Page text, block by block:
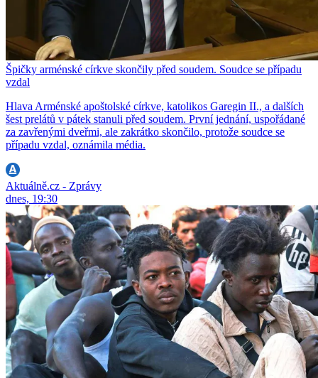
Špičky arménské církve skončily před soudem. Soudce se případu
vzdal
Hlava Arménské apoštolské církve, katolikos Garegin II., a dalších
šest prelátů v pátek stanuli před soudem. První jednání, uspořádané
za zavřenými dveřmi, ale zakrátko skončilo, protože soudce se
případu vzdal, oznámila média.
Aktuálně.cz - Zprávy
dnes, 19:30